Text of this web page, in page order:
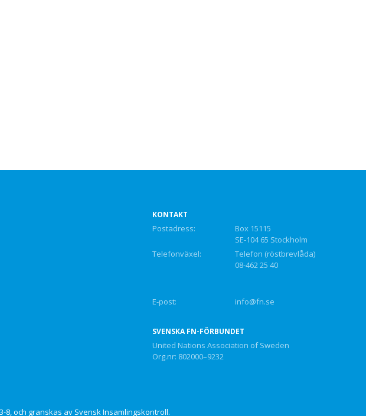
KONTAKT
Postadress:
Box 15115
SE-104 65 Stockholm
Telefonväxel:
Telefon (röstbrevlåda)
08-462 25 40
E-post: info@fn.se
SVENSKA FN-FÖRBUNDET
United Nations Association of Sweden
Org.nr: 802000–9232
8, och granskas av Svensk Insamlingskontroll.